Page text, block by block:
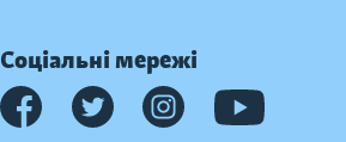
Соціальні мережі